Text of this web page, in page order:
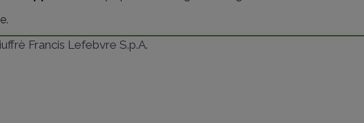
Francis Lefebvre S.p.A.